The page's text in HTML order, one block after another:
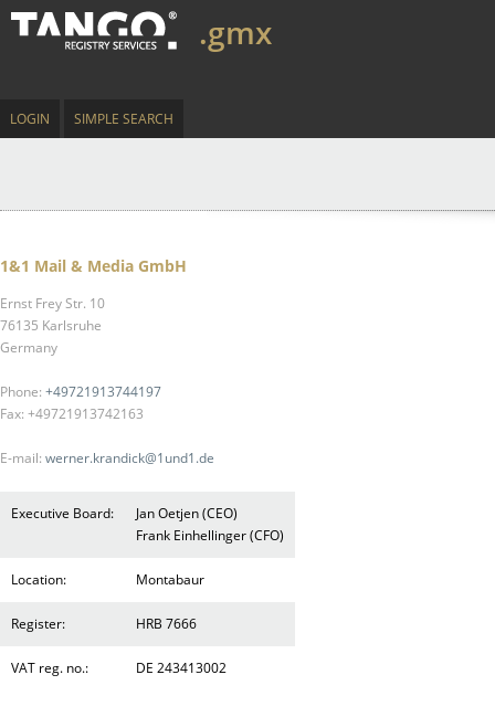
.gmx
LOGIN SIMPLE SEARCH
1&1 Mail & Media GmbH
Ernst Frey Str. 10
76135 Karlsruhe
Germany
Phone: +49721913744197
Fax: +49721913742163
E-mail: werner.krandick@1und1.de
Executive Board:
Jan Oetjen (CEO)
Frank Einhellinger (CFO)
Location: Montabaur
Register: HRB 7666
VAT reg. no.: DE 243413002